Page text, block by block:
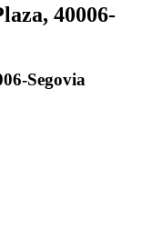
40006-
Segovia